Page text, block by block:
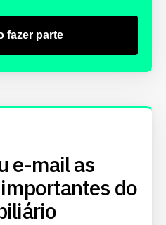
fazer parte
e-mail as
do